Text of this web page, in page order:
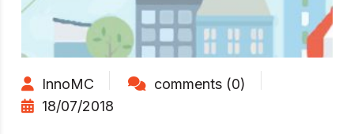
InnoMC
comments (0)
18/07/2018